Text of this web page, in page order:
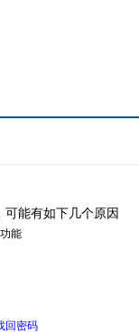
能有如下几个原因
能
回密码